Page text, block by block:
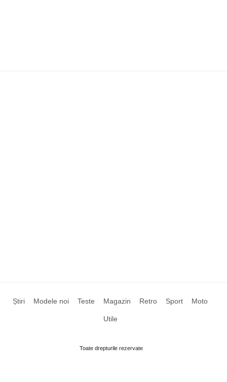
Știri Modele noi Teste Magazin Retro Sport Moto
Utile
Toate drepturile rezervate